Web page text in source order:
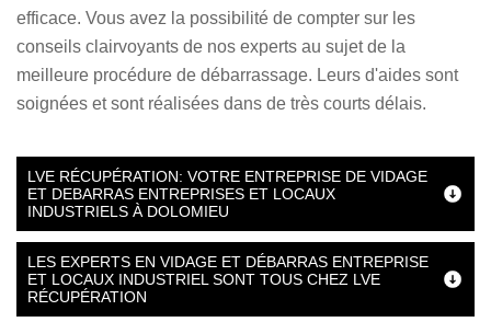
efficace. Vous avez la possibilité de compter sur les
conseils clairvoyants de nos experts au sujet de la
meilleure procédure de débarrassage. Leurs d'aides sont
soignées et sont réalisées dans de très courts délais.
LVE RÉCUPÉRATION: VOTRE ENTREPRISE DE VIDAGE
ET DEBARRAS ENTREPRISES ET LOCAUX
INDUSTRIELS À DOLOMIEU
LES EXPERTS EN VIDAGE ET DÉBARRAS ENTREPRISE
ET LOCAUX INDUSTRIEL SONT TOUS CHEZ LVE
RÉCUPÉRATION